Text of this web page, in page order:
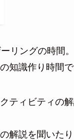
リングの時間。
知識作り時間で
ティビティの
解説を聞いたり